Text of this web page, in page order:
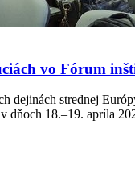
vo Fórum
dejinách strednej
dňoch 18.–19. apríla